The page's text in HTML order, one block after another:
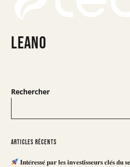
Leano
Rechercher
Articles récents
𝐈𝐧𝐭𝐞́𝐫𝐞𝐬𝐬𝐞́ 𝐩𝐚𝐫 𝐥𝐞𝐬 𝐢𝐧𝐯𝐞𝐬𝐭𝐢𝐬𝐬𝐞𝐮𝐫𝐬 𝐜𝐥𝐞́𝐬